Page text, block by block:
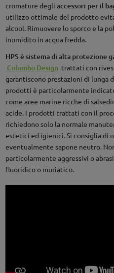
cromature degli accessori per il
utilizzo ottimale del prodotto
alcool. Rimuovere lo sporco e la
inumidito in acqua fredda.
HPS è sistema di alta protezione
Colombo Design trattati con
garantiscono prestazioni di lunga
prodotti è particolarmente
come aree marine ricche di
acide. I prodotti trattati con il
richiedono solo la normale
estetici ed igienici. Si consiglia di
eventualmente sapone neutro.
particolarmente aggressivi o
fluoridico o muriatico.